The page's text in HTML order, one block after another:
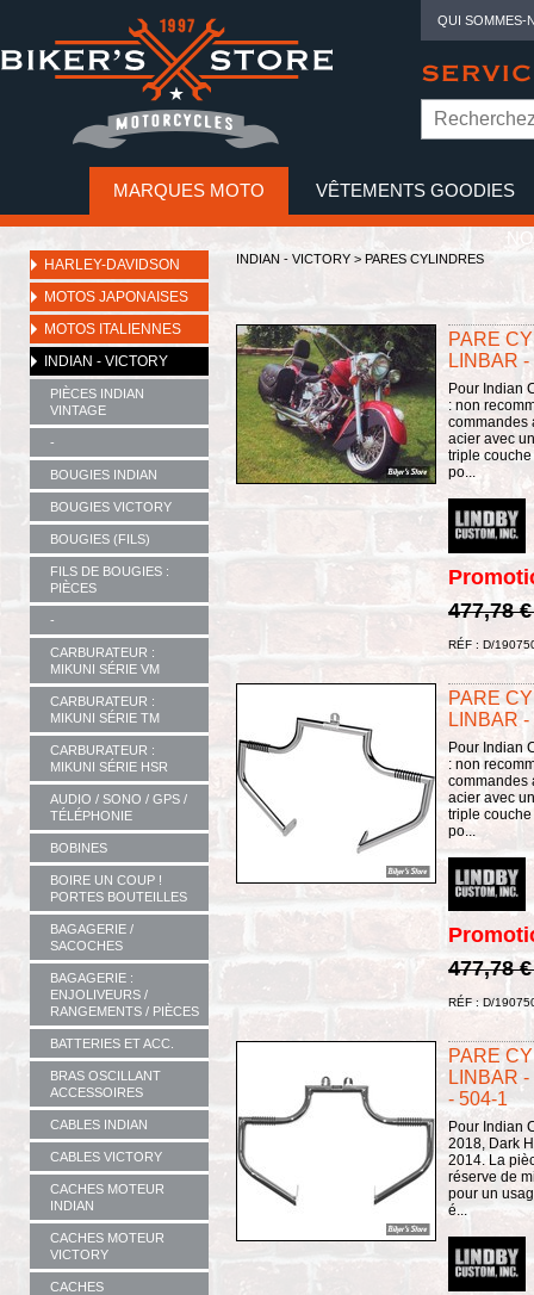
QUI SOMMES-
MARQUES MOTO VÊTEMENTS GOODIES
HARLEY-DAVIDSON
MOTOS JAPONAISES
MOTOS ITALIENNES
INDIAN - VICTORY
PIÈCES INDIAN
VINTAGE
-
BOUGIES INDIAN
BOUGIES VICTORY
BOUGIES (FILS)
FILS DE BOUGIES :
PIÈCES
-
CARBURATEUR :
MIKUNI SÉRIE VM
CARBURATEUR :
MIKUNI SÉRIE TM
CARBURATEUR :
MIKUNI SÉRIE HSR
AUDIO / SONO / GPS /
TÉLÉPHONIE
BOBINES
BOIRE UN COUP !
PORTES BOUTEILLES
BAGAGERIE /
SACOCHES
BAGAGERIE :
ENJOLIVEURS /
RANGEMENTS / PIÈCES
BATTERIES ET ACC.
BRAS OSCILLANT
ACCESSOIRES
CABLES INDIAN
CABLES VICTORY
CACHES MOTEUR
INDIAN
CACHES MOTEUR
VICTORY
CACHES
INDIAN - VICTORY > PARES CYLINDRES
PARE
LINBAR -
Pour Indian
: non
commandes
acier avec
triple
po...
477,78
RÉF : D/
PARE
LINBAR
Pour Indian
: non
commandes
acier avec
triple
po...
477,78
RÉF : D/
PARE
LINBAR
- 504-1
Pour Indian
2018, Dark
2014. La
réserve de
pour un
é...